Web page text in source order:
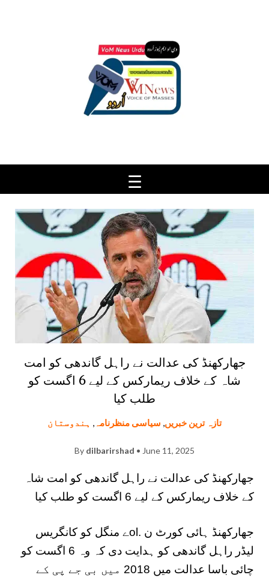
جھارکھنڈ کی عدالت نے راہل گاندھی کو امت
شاہ کے خلاف ریمارکس کے لیے 6 اگست کو
طلب کیا
تازہ ترین خبریں, سیاسی منظرنامہ , ہندوستان
By dilbarirshad • June 11, 2025
جھارکھنڈ کی عدالت نے راہل گاندھی کو امت شاہ
کے خلاف ریمارکس کے لیے 6 اگست کو طلب کیا
جھارکھنڈ ہائی کورٹ ن .olے منگل کو کانگریس
لیڈر راہل گاندھی کو ہدایت دی کہ وہ 6 اگست کو
چائی باسا عدالت میں 2018 میں بی جے پی کے